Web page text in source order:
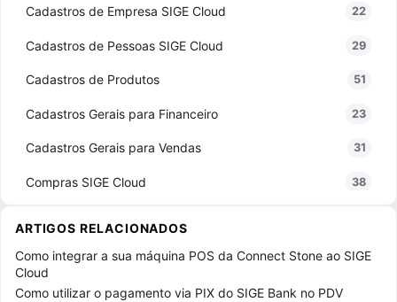
Cadastros de Empresa SIGE Cloud 22
Cadastros de Pessoas SIGE Cloud 29
Cadastros de Produtos 51
Cadastros Gerais para Financeiro 23
Cadastros Gerais para Vendas 31
Compras SIGE Cloud 38
Configurações de NF-e / NFS-e 9
ARTIGOS RELACIONADOS
Como integrar a sua máquina POS da Connect Stone ao SIGE
Cloud
Como utilizar o pagamento via PIX do SIGE Bank no PDV